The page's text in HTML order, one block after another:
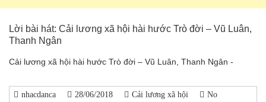
Lời bài hát: Cải lương xã hội hài hước Trò đời – Vũ Luân,
Thanh Ngân
Cải lương xã hội hài hước Trò đời – Vũ Luân, Thanh Ngân -
nhacdanca 28/06/2018 Cải lương xã hội
No